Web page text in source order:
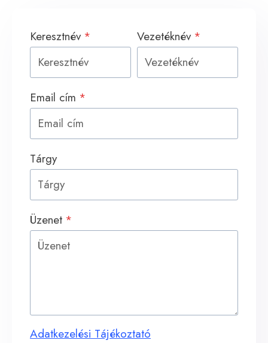
Keresztnév * Vezetéknév *
Email cím *
Tárgy
Üzenet *
Adatkezelési Tájékoztató